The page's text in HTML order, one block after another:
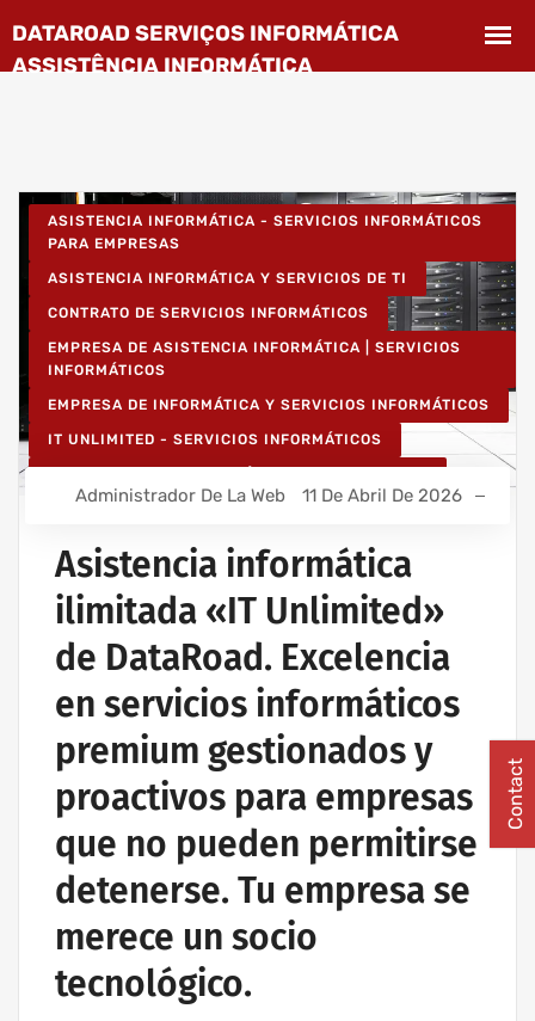
ASISTENCIA INFORMÁTICA - SERVICIOS INFORMÁTICOS
PARA EMPRESAS
ASISTENCIA INFORMÁTICA Y SERVICIOS DE TI
CONTRATO DE SERVICIOS INFORMÁTICOS
EMPRESA DE ASISTENCIA INFORMÁTICA | SERVICIOS
INFORMÁTICOS
EMPRESA DE INFORMÁTICA Y SERVICIOS INFORMÁTICOS
IT UNLIMITED - SERVICIOS INFORMÁTICOS
PROYECTOS DE REDES INALÁMBRICAS
RED INFORMÁTICA ESTRUCTURADA
SERVICIOS INFORMÁTICOS Y ASISTENCIA INFORMÁTICA
Administrador De La Web 11 De Abril De 2026
Asistencia informática
ilimitada «IT Unlimited»
de DataRoad. Excelencia
en servicios informáticos
premium gestionados y
proactivos para empresas
que no pueden permitirse
detenerse. Tu empresa se
merece un socio
tecnológico.
Contact